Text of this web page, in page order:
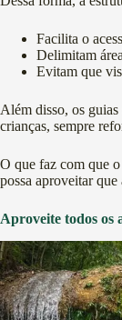
Facilita o
Delimitam
Evitam que
Além disso, os guias
crianças, sempre
O que faz com que
possa aproveitar que
Aproveite todos os